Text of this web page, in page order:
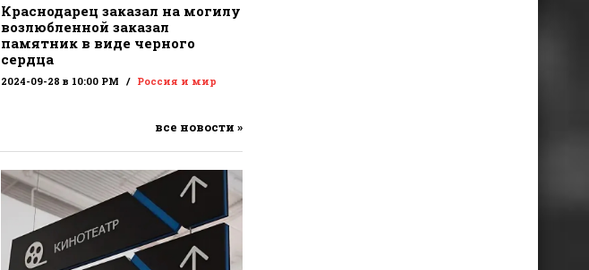
Краснодарец заказал на могилу
возлюбленной заказал
памятник в виде черного
сердца
2024-09-28 в 10:00 PM Россия и мир
все новости »